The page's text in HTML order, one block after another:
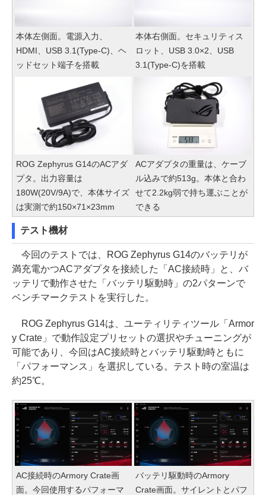
本体左側面。電源入力、
HDMI、USB 3.1(Type-C)、ヘ
ッドセット端子を搭載
本体右側面。セキュリティス
ロット、USB 3.0×2、USB
3.1(Type-C)を搭載
ROG Zephyrus G14のACアダ
プタ。出力容量は
180W(20V/9A)で、本体サイズ
は実測で約150×71×23mm
ACアダプタの重量は、ケーブ
ル込みで約513g。本体と合わ
せて2.2kg弱で持ち運ぶことが
できる
テスト機材
今回のテストでは、ROG Zephyrus G14のバッテリが
満充電かつACアダプタを接続した「AC接続時」と、バ
ッテリで動作させた「バッテリ駆動時」の2パターンで
ベンチマークテストを実行した。
ROG Zephyrus G14は、ユーティリティツール「Armor
y Crate」で動作設定プリセットの選択やチューニングが
可能であり、今回はAC接続時とバッテリ駆動時ともに
「パフォーマンス」を選択している。テスト時の室温は
約25℃。
AC接続時のArmory Crate画
面。今回使用するパフォーマ
バッテリ駆動時のArmory
Crate画面。サイレントとパフ